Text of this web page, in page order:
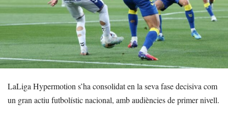
LaLiga Hypermotion s’ha consolidat en la seva fase decisiva com
un gran actiu futbolístic nacional, amb audiències de primer nivell.